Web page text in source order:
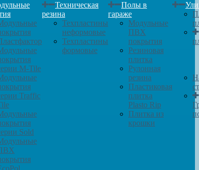
M-Tile
Traffic
Sold
Техническая
резина
Техпластины
неформовые
Техпластины
формовые
Полы в
гараже
Модульные
ПВХ
покрытия
Резиновая
плитка
Рулонная
резина
Пластиковая
плитка
Plasto Rip
Плитка из
крошки